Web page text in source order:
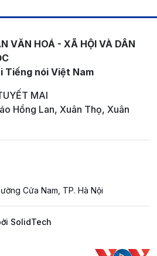
VĂN HOÁ - XÃ HỘI VÀ DÂN
Tiếng nói Việt Nam
MAI
Hồng Lan, Xuân Thọ, Xuân
Cửa Nam, TP. Hà Nội
SolidTech